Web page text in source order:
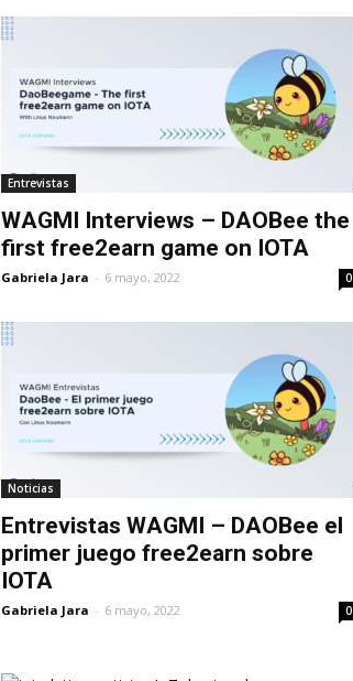
Entrevistas
WAGMI Interviews – DAOBee the
first free2earn game on IOTA
Gabriela Jara - 6 mayo, 2022 0
Noticias
Entrevistas WAGMI – DAOBee el
primer juego free2earn sobre
IOTA
Gabriela Jara - 6 mayo, 2022 0